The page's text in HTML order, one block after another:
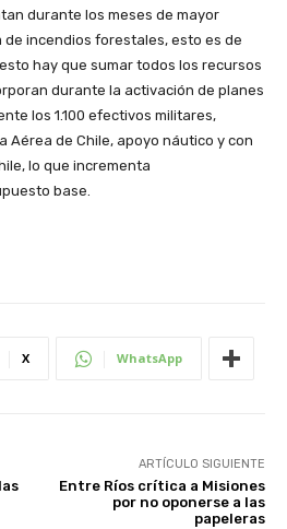
durante los meses de mayor
incendios forestales, esto es de
hay que sumar todos los recursos
durante la activación de planes
los 1.100 efectivos militares,
Aérea de Chile, apoyo náutico y con
lo que incrementa
base.
X WhatsApp
ARTÍCULO SIGUIENTE
Entre Ríos crítica a Misiones
por no oponerse a las
papeleras